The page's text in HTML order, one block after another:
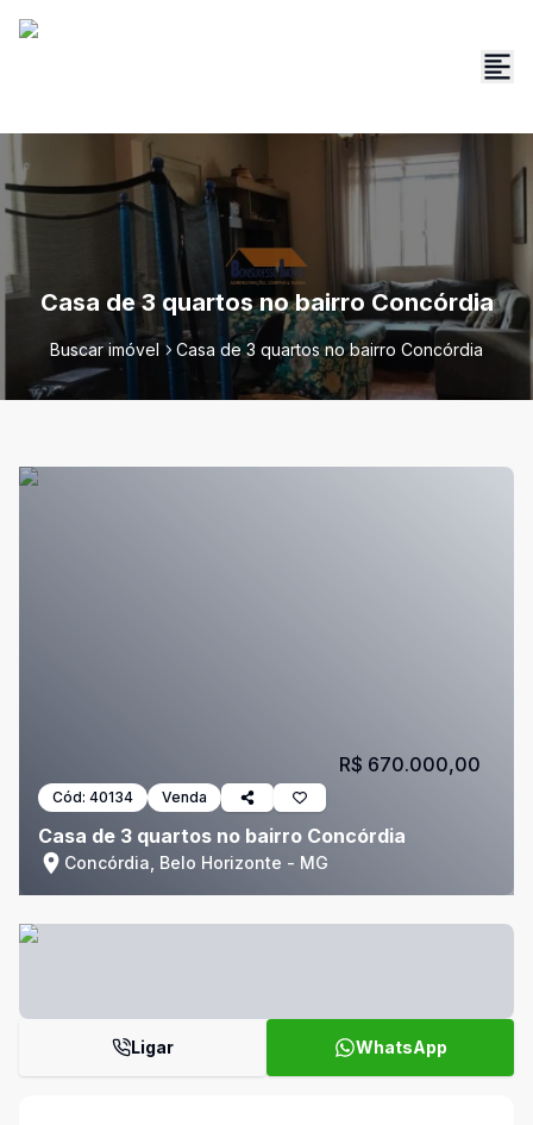
Casa de 3 quartos no bairro Concórdia
Buscar imóvel Casa de 3 quartos no bairro Concórdia
Cód: 40134 Venda
Casa de 3 quartos no bairro Concórdia
Concórdia, Belo Horizonte - MG
R$ 670.000,00
Ligar WhatsApp